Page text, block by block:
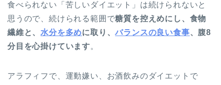
食べられない「苦しいダイエット」は続けられないと
思うので、続けられる範囲で糖質を控えめにし、食物
繊維と、 水分を多めに取り、バランスの良い食事、腹8
分目を心掛けています。
アラフィフで、運動嫌い、お酒飲みのダイエットで